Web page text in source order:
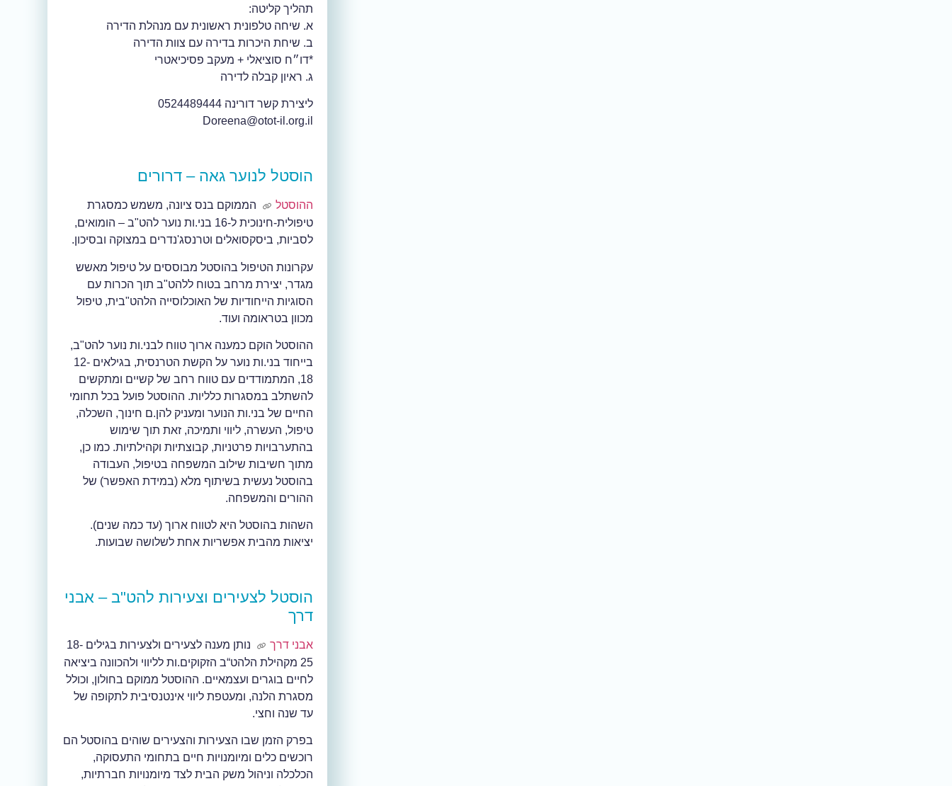
תהליך קליטה:
א. שיחה טלפונית ראשונית עם מנהלת הדירה
ב. שיחת היכרות בדירה עם צוות הדירה
*דו״ח סוציאלי + מעקב פסיכיאטרי
ג. ראיון קבלה לדירה
ליצירת קשר דורינה 0524489444
Doreena@otot-il.org.il
הוסטל לנוער גאה – דרורים
ההוסטל
הממוקם בנס ציונה, משמש כמסגרת
טיפולית-חינוכית ל-16 בני.ות נוער להט"ב – הומואים,
לסביות, ביסקסואלים וטרנסג'נדרים במצוקה ובסיכון.
עקרונות הטיפול בהוסטל מבוססים על טיפול מאשש
מגדר, יצירת מרחב בטוח ללהט"ב תוך הכרות עם
הסוגיות הייחודיות של האוכלוסייה הלהט"בית, טיפול
מכוון בטראומה ועוד.
ההוסטל הוקם כמענה ארוך טווח לבני.ות נוער להט"ב,
בייחוד בני.ות נוער על הקשת הטרנסית, בגילאים 12-
18, המתמודדים עם טווח רחב של קשיים ומתקשים
להשתלב במסגרות כלליות. ההוסטל פועל בכל תחומי
החיים של בני.ות הנוער ומעניק להן.ם חינוך, השכלה,
טיפול, העשרה, ליווי ותמיכה, זאת תוך שימוש
בהתערבויות פרטניות, קבוצתיות וקהילתיות. כמו כן,
מתוך חשיבות שילוב המשפחה בטיפול, העבודה
בהוסטל נעשית בשיתוף מלא (במידת האפשר) של
ההורים והמשפחה.
השהות בהוסטל היא לטווח ארוך (עד כמה שנים).
יציאות מהבית אפשריות אחת לשלושה שבועות.
הוסטל לצעירים וצעירות להט"ב – אבני
דרך
אבני דרך
נותן מענה לצעירים ולצעירות בגילים 18-
25 מקהילת הלהט“ב הזקוקים.ות לליווי ולהכוונה ביציאה
לחיים בוגרים ועצמאיים. ההוסטל ממוקם בחולון, וכולל
מסגרת הלנה, ומעטפת ליווי אינטנסיבית לתקופה של
עד שנה וחצי.
בפרק הזמן שבו הצעירות והצעירים שוהים בהוסטל הם
רוכשים כלים ומיומנויות חיים בתחומי התעסוקה,
הכלכלה וניהול משק הבית לצד מיומנויות חברתיות,